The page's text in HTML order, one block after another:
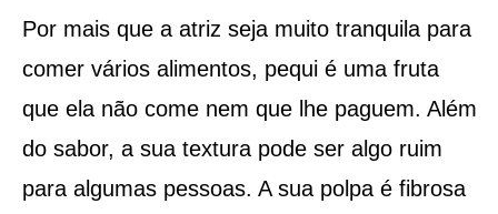
Por mais que a atriz seja muito tranquila para
comer vários alimentos, pequi é uma fruta
que ela não come nem que lhe paguem. Além
do sabor, a sua textura pode ser algo ruim
para algumas pessoas. A sua polpa é fibrosa